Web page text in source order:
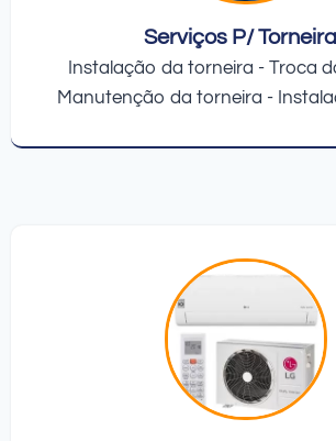
Serviços P/
Instalação da torneira - Troca
Manutenção da torneira -